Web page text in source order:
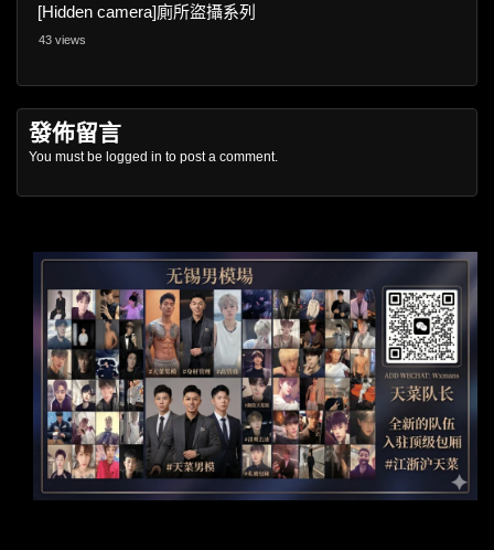
[Hidden camera]廁所盜攝系列
43 views
發佈留言
You must be logged in to post a comment.